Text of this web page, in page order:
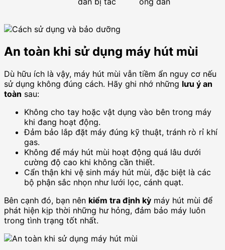
An toàn khi sử dụng máy hút mùi
Dù hữu ích là vậy, máy hút mùi vẫn tiềm ẩn nguy cơ nếu
sử dụng không đúng cách. Hãy ghi nhớ những lưu ý an
toàn sau:
Không cho tay hoặc vật dụng vào bên trong máy
khi đang hoạt động.
Đảm bảo lắp đặt máy đúng kỹ thuật, tránh rò rỉ khí
gas.
Không để máy hút mùi hoạt động quá lâu dưới
cường độ cao khi không cần thiết.
Cẩn thận khi vệ sinh máy hút mùi, đặc biệt là các
bộ phận sắc nhọn như lưới lọc, cánh quạt.
Bên cạnh đó, bạn nên kiểm tra định kỳ máy hút mùi để
phát hiện kịp thời những hư hỏng, đảm bảo máy luôn
trong tình trạng tốt nhất.